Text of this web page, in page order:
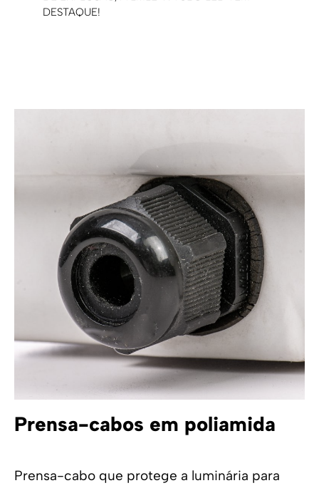
DESTAQUE!
Prensa-cabos em poliamida
Prensa-cabo que protege a luminária para